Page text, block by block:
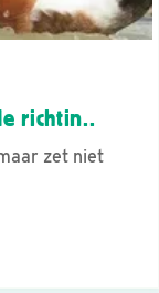
richtin..
zet niet